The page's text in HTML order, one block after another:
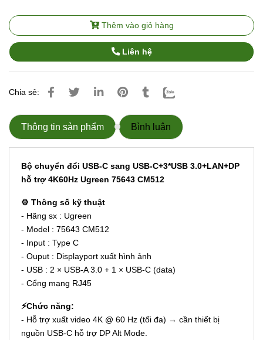
Thêm vào giỏ hàng
Liên hệ
Chia sẻ:
Thông tin sản phẩm Bình luận
Bộ chuyển đổi USB-C sang USB-C+3*USB 3.0+LAN+DP
hỗ trợ 4K60Hz Ugreen 75643 CM512
⚙️ Thông số kỹ thuật
- Hãng sx : Ugreen
- Model : 75643 CM512
- Input : Type C
- Ouput : Displayport xuất hình ảnh
- USB : 2 × USB-A 3.0 + 1 × USB-C (data)
- Cổng mạng RJ45
⚡Chức năng:
- Hỗ trợ xuất video 4K @ 60 Hz (tối đa) → cần thiết bị
nguồn USB-C hỗ trợ DP Alt Mode.